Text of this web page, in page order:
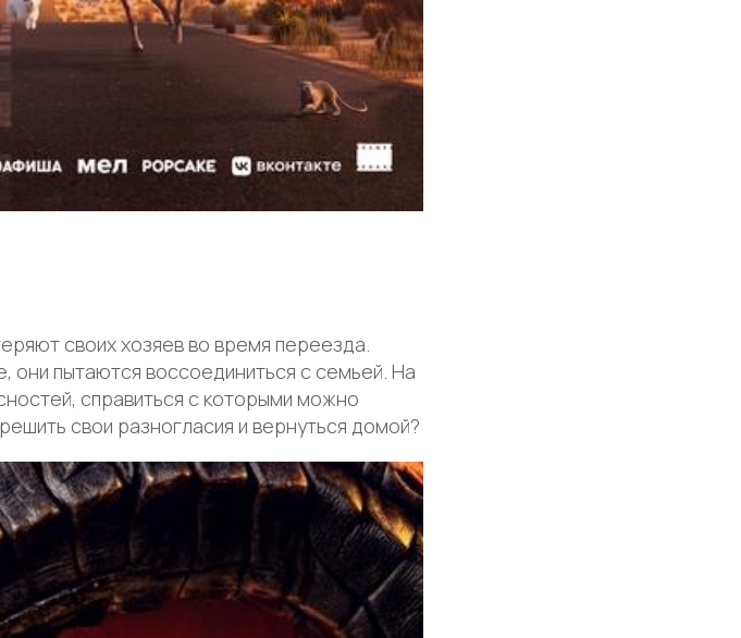
своих хозяев во время переезда.
пытаются воссоединиться с семьей. На
справиться с которыми можно
свои разногласия и вернуться домой?